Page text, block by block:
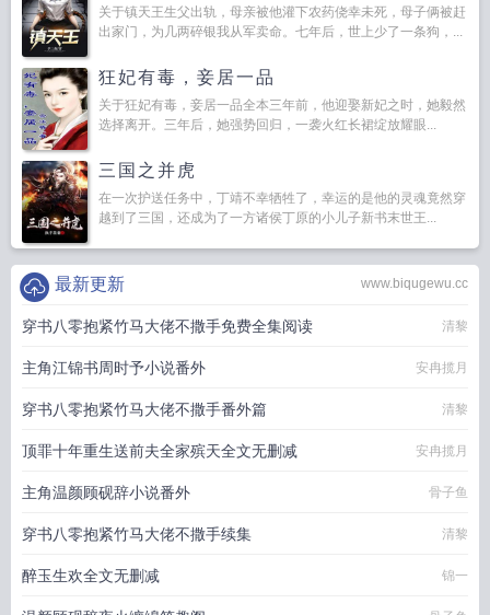
后我成我老婆不是娇妻李宿免费阅读我老婆不是娇妻免费阅读北林大疯我老婆
不是cra我老婆不是娇妻免费阅读我老婆不是娇妻全文阅读我老婆不是娇妻北
林大疯我老婆不是人百度百科
关于镇天王生父出轨，母亲被他灌下农药侥幸未死，母子俩被赶
出家门，为几两碎银我从军卖命。七年后，世上少了一条狗，...
狂妃有毒，妾居一品
关于狂妃有毒，妾居一品全本三年前，他迎娶新妃之时，她毅然
选择离开。三年后，她强势回归，一袭火红长裙绽放耀眼...
三国之并虎
在一次护送任务中，丁靖不幸牺牲了，幸运的是他的灵魂竟然穿
越到了三国，还成为了一方诸侯丁原的小儿子新书末世王...
www.biqugewu.cc
最新更新
穿书八零抱紧竹马大佬不撒手免费全集阅读 清黎
主角江锦书周时予小说番外 安冉揽月
穿书八零抱紧竹马大佬不撒手番外篇 清黎
顶罪十年重生送前夫全家殡天全文无删减 安冉揽月
主角温颜顾砚辞小说番外 骨子鱼
穿书八零抱紧竹马大佬不撒手续集 清黎
醉玉生欢全文无删减 锦一